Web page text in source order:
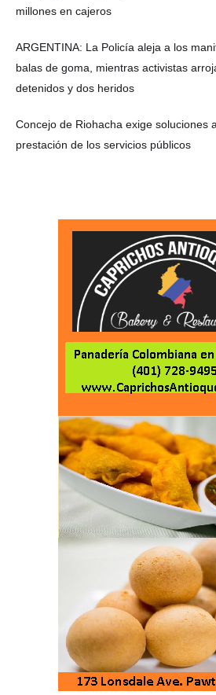
millones en cajeros
ARGENTINA: La Policía aleja a los
balas de goma, mientras activistas
detenidos y dos heridos
Concejo de Riohacha exige soluciones
prestación de los servicios públicos